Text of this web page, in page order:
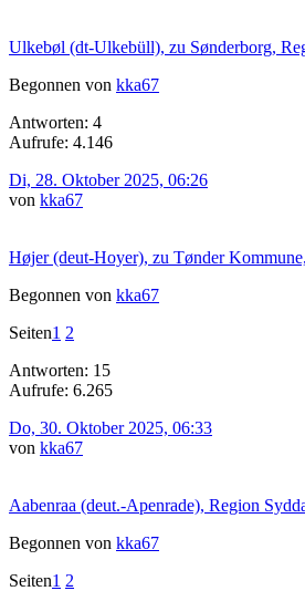
Ulkebøl (dt-Ulkebüll), zu Sønderborg,
Begonnen von kka67
Antworten: 4
Aufrufe: 4.146
Di, 28. Oktober 2025, 06:26
von kka67
Højer (deut-Hoyer), zu Tønder
Begonnen von kka67
Seiten1 2
Antworten: 15
Aufrufe: 6.265
Do, 30. Oktober 2025, 06:33
von kka67
Aabenraa (deut.-Apenrade), Region
Begonnen von kka67
Seiten1 2